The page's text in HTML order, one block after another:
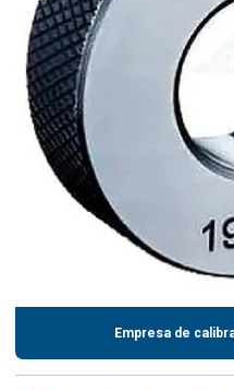
Empresa de